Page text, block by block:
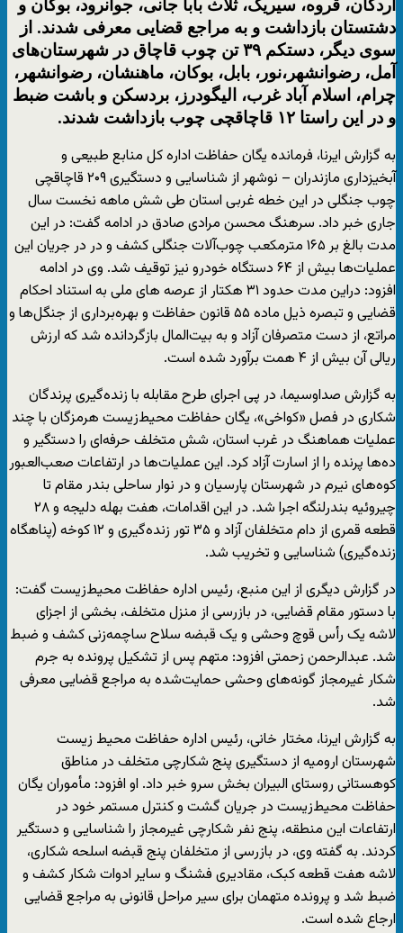
دشتستان بازداشت و به مراجع قضایی معرفی شدند. از
سوی دیگر، دستکم ۳۹ تن چوب قاچاق در شهرستان‌های
آمل، رضوانشهر،نور، بابل، بوکان، ماهنشان، رضوانشهر،
چرام، اسلام آباد غرب، الیگودرز، بردسکن و باشت ضبط
و در این راستا ۱۲ قاچاقچی چوب بازداشت شدند.
به گزارش ایرنا، فرمانده یگان حفاظت اداره کل منابع طبیعی و
آبخیزداری مازندران – نوشهر از شناسایی و دستگیری ۲۰۹ قاچاقچی
چوب جنگلی در این خطه غربی استان طی شش ماهه نخست سال
جاری خبر داد. سرهنگ محسن مرادی صادق در ادامه گفت: در این
مدت بالغ بر ۱۶۵ مترمکعب چوب‌آلات جنگلی کشف و در در جریان این
عملیات‌ها بیش از ۶۴ دستگاه خودرو نیز توقیف شد. وی در ادامه
افزود: دراین مدت حدود ۳۱ هکتار از عرصه های ملی به استناد احکام
قضایی و تبصره ذیل ماده ۵۵ قانون حفاظت و بهره‌برداری از جنگل‌ها و
مراتع، از دست متصرفان آزاد و به بیت‌المال بازگردانده شد که ارزش
ریالی آن بیش از ۴ همت برآورد شده است.
به گزارش صداوسیما، در پی اجرای طرح مقابله با زنده‌گیری پرندگان
شکاری در فصل «کواخی»، یگان حفاظت محیط‌زیست هرمزگان با چند
عملیات هماهنگ در غرب استان، شش متخلف حرفه‌ای را دستگیر و
ده‌ها پرنده را از اسارت آزاد کرد. این عملیات‌ها در ارتفاعات صعب‌العبور
کوه‌های نیرم در شهرستان پارسیان و در نوار ساحلی بندر مقام تا
چیروئیه بندرلنگه اجرا شد. در این اقدامات، هفت بهله دلیجه و ۲۸
قطعه قمری از دام متخلفان آزاد و ۳۵ تور زنده‌گیری و ۱۲ کوخه (پناهگاه
زنده‌گیری) شناسایی و تخریب شد.
در گزارش دیگری از این منبع، رئیس اداره حفاظت محیط‌زیست گفت:
با دستور مقام قضایی، در بازرسی از منزل متخلف، بخشی از اجزای
لاشه یک رأس قوچ وحشی و یک قبضه سلاح ساچمه‌زنی کشف و ضبط
شد. عبدالرحمن زحمتی افزود: متهم پس از تشکیل پرونده به جرم
شکار غیرمجاز گونه‌های وحشی حمایت‌شده به مراجع قضایی معرفی
شد.
به گزارش ایرنا، مختار خانی، رئیس اداره حفاظت محیط زیست
شهرستان ارومیه از دستگیری پنج شکارچی متخلف در مناطق
کوهستانی روستای البیران بخش سرو خبر داد. او افزود: مأموران یگان
حفاظت محیط‌زیست در جریان گشت و کنترل مستمر خود در
ارتفاعات این منطقه، پنج نفر شکارچی غیرمجاز را شناسایی و دستگیر
کردند. به گفته وی، در بازرسی از متخلفان پنج قبضه اسلحه شکاری،
لاشه هفت قطعه کبک، مقادیری فشنگ و سایر ادوات شکار کشف و
ضبط شد و پرونده متهمان برای سیر مراحل قانونی به مراجع قضایی
ارجاع شده است.